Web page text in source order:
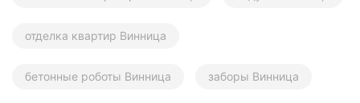
отделка квартир Винница
бетонные роботы Винница заборы Винница